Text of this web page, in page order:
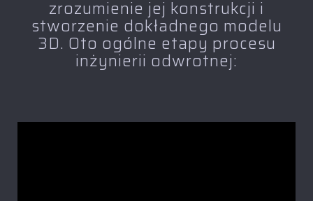
zrozumienie jej konstrukcji i
stworzenie dokładnego modelu
3D. Oto ogólne etapy procesu
inżynierii odwrotnej: